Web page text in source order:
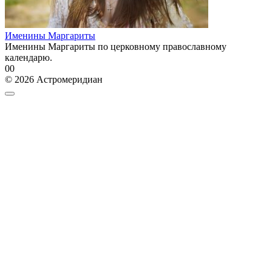
Именины Маргариты
Именины Маргариты по церковному православному
календарю.
00
© 2026 Астромеридиан